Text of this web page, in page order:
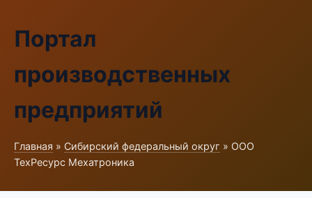
Портал
производственных
предприятий
Главная » Сибирский федеральный округ » ООО
ТехРесурс Мехатроника